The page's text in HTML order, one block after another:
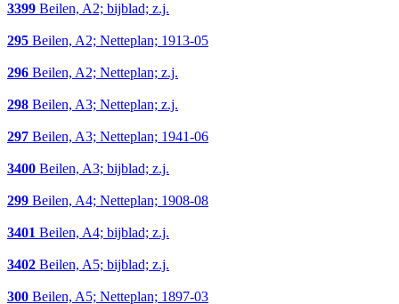
3399 Beilen, A2; bijblad; z.j.
295 Beilen, A2; Netteplan; 1913-05
296 Beilen, A2; Netteplan; z.j.
298 Beilen, A3; Netteplan; z.j.
297 Beilen, A3; Netteplan; 1941-06
3400 Beilen, A3; bijblad; z.j.
299 Beilen, A4; Netteplan; 1908-08
3401 Beilen, A4; bijblad; z.j.
3402 Beilen, A5; bijblad; z.j.
300 Beilen, A5; Netteplan; 1897-03